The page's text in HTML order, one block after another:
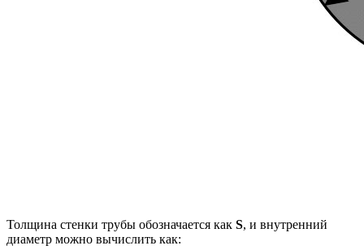
Толщина стенки трубы обозначается как S, и внутренний
диаметр можно вычислить как: